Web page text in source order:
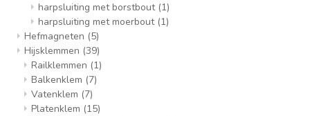
harpsluiting met borstbout (1)
harpsluiting met moerbout (1)
Hefmagneten (5)
Hijsklemmen (39)
Railklemmen (1)
Balkenklem (7)
Vatenklem (7)
Platenklem (15)